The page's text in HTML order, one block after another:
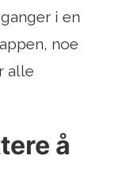
i en
noe
alle
å